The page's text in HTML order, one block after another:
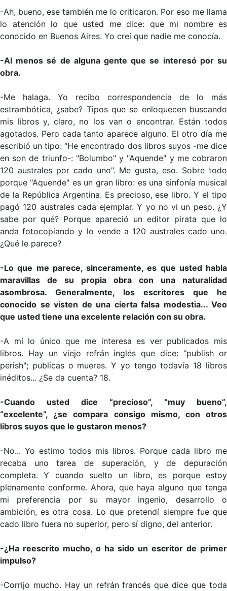
-Ah, bueno, ese también me lo criticaron. Por eso me llama
lo atención lo que usted me dice: que mi nombre es
conocido en Buenos Aires. Yo creí que nadie me conocía.
-Al menos sé de alguna gente que se interesó por su
obra.
-Me halaga. Yo recibo correspondencia de lo más
estrambótica, ¿sabe? Tipos que se enloquecen buscando
mis libros y, claro, no los van o encontrar. Están todos
agotados. Pero cada tanto aparece alguno. El otro día me
escribió un tipo: “He encontrado dos libros suyos -me dice
en son de triunfo-: "Bolumbo" y "Aquende" y me cobraron
120 australes por cado uno". Me gusta, eso. Sobre todo
porque "Aquende" es un gran libro: es una sinfonía musical
de la República Argentina. Es precioso, ese libro. Y el tipo
pagó 120 australes cada ejemplar. Y yo no vi un peso. ¿Y
sabe por qué? Porque apareció un editor pirata que lo
anda fotocopiando y lo vende a 120 australes cado uno.
¿Qué le parece?
-Lo que me parece, sinceramente, es que usted habla
maravillas de su propia obra con una naturalidad
asombrosa. Generalmente, los escritores que he
conocido se visten de una cierta falsa modestia... Veo
que usted tiene una excelente relación con su obra.
-A mí lo único que me interesa es ver publicados mis
libros. Hay un viejo refrán inglés que dice: “publish or
perish"; publicas o mueres. Y yo tengo todavía 18 libros
inéditos... ¿Se da cuenta? 18.
-Cuando usted dice “precioso”, “muy bueno”,
“excelente”, ¿se compara consigo mismo, con otros
libros suyos que le gustaron menos?
-No... Yo estimo todos mis libros. Porque cada libro me
recaba uno tarea de superación, y de depuración
completa. Y cuando suelto un libro, es porque estoy
plenamente conforme. Ahora, que haya alguno que tenga
mi preferencia por su mayor ingenio, desarrollo o
ambición, es otra cosa. Lo que pretendí siempre fue que
cado libro fuera no superior, pero sí digno, del anterior.
-¿Ha reescrito mucho, o ha sido un escritor de primer
impulso?
-Corrijo mucho. Hay un refrán francés que dice que toda